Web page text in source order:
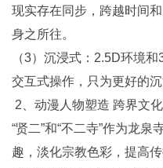
现实存在同步，跨越时间
身之所往。
（3）沉浸式：2.5D环境
交互式操作，只为更好的沉
2、动漫人物塑造 跨界文
“贤二”和“不二寺”作为龙
趣，淡化宗教色彩，提高